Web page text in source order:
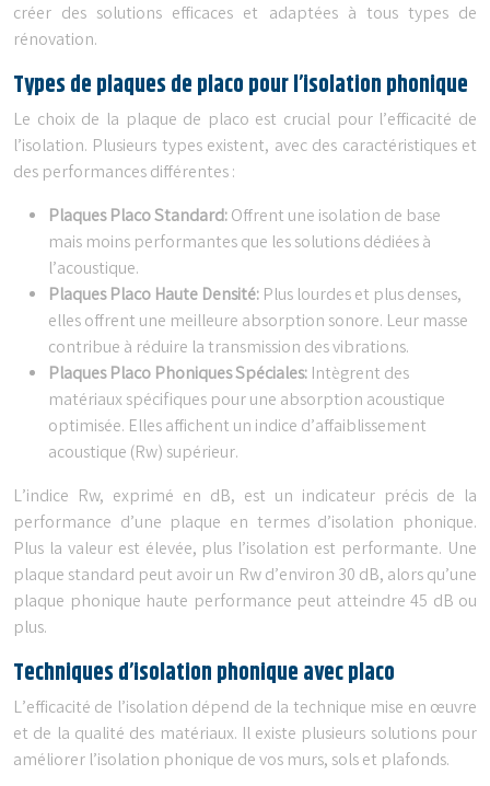
créer des solutions efficaces et adaptées à tous types de
rénovation.
Types de plaques de placo pour l’isolation phonique
Le choix de la plaque de placo est crucial pour l’efficacité de
l’isolation. Plusieurs types existent, avec des caractéristiques et
des performances différentes :
Plaques Placo Standard:Offrent une isolation de base
mais moins performantes que les solutions dédiées à
l’acoustique.
Plaques Placo Haute Densité: Plus lourdes et plus denses,
elles offrent une meilleure absorption sonore. Leur masse
contribue à réduire la transmission des vibrations.
Plaques Placo Phoniques Spéciales: Intègrent des
matériaux spécifiques pour une absorption acoustique
optimisée. Elles affichent un indice d’affaiblissement
acoustique (Rw) supérieur.
L’indice Rw, exprimé en dB, est un indicateur précis de la
performance d’une plaque en termes d’isolation phonique.
Plus la valeur est élevée, plus l’isolation est performante. Une
plaque standard peut avoir un Rw d’environ 30 dB, alors qu’une
plaque phonique haute performance peut atteindre 45 dB ou
plus.
Techniques d’isolation phonique avec placo
L’efficacité de l’isolation dépend de la technique mise en œuvre
et de la qualité des matériaux. Il existe plusieurs solutions pour
améliorer l’isolation phonique de vos murs, sols et plafonds.